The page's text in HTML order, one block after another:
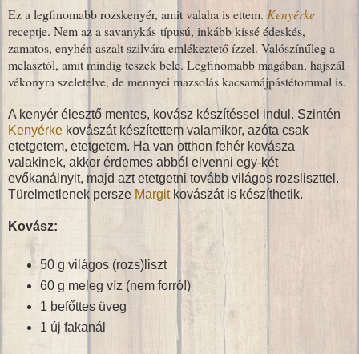
Ez a legfinomabb rozskenyér, amit valaha is ettem. Kenyérke
receptje. Nem az a savanykás típusú, inkább kissé édeskés,
zamatos, enyhén aszalt szilvára emlékeztető ízzel. Valószínűleg a
melasztól, amit mindig teszek bele. Legfinomabb magában, hajszál
vékonyra szeletelve, de mennyei mazsolás kacsamájpástétommal is.
A kenyér élesztő mentes, kovász készítéssel indul. Szintén
Kenyérke kovászát készítettem valamikor, azóta csak
etetgetem, etetgetem. Ha van otthon fehér kovásza
valakinek, akkor érdemes abból elvenni egy-két
evőkanálnyit, majd azt etetgetni tovább világos rozsliszttel.
Türelmetlenek persze Margitkovászát is készíthetik.
Kovász:
50 g világos (rozs)liszt
60 g meleg víz (nem forró!)
1 befőttes üveg
1 új fakanál